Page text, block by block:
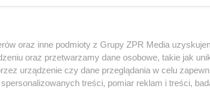
oraz inne podmioty z Grupy ZPR Media
oraz przetwarzamy dane osobowe, takie jak
urządzenie czy dane przeglądania w celu
treści, pomiar reklam i treści,